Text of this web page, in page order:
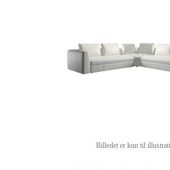
Billedet er kun til